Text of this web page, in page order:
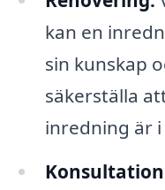
kan en
sin kunskap
säkerställa
inredning är